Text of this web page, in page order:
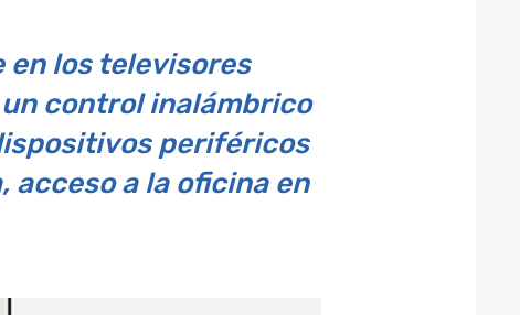
en los televisores
control inalámbrico
periféricos
a la oficina en